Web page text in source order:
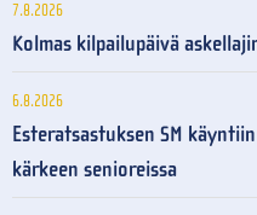
7.8.2026
Kolmas kilpailupäivä
6.8.2026
Esteratsastuksen SM
kärkeen senioreissa